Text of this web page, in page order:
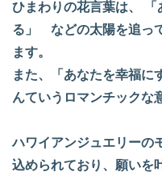
ひまわりの花言葉は、
る」 などの太陽を追っ
ます。
また、「あなたを幸福に
んていうロマンチックな
ハワイアンジュエリーの
込められており、願いを